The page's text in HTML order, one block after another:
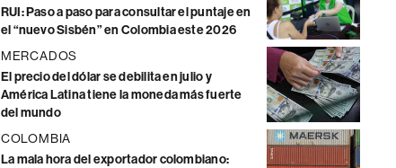
RUI: Paso a paso para consultar el puntaje en
el “nuevo Sisbén” en Colombia este 2026
MERCADOS
El precio del dólar se debilita en julio y
América Latina tiene la moneda más fuerte
del mundo
COLOMBIA
La mala hora del exportador colombiano: